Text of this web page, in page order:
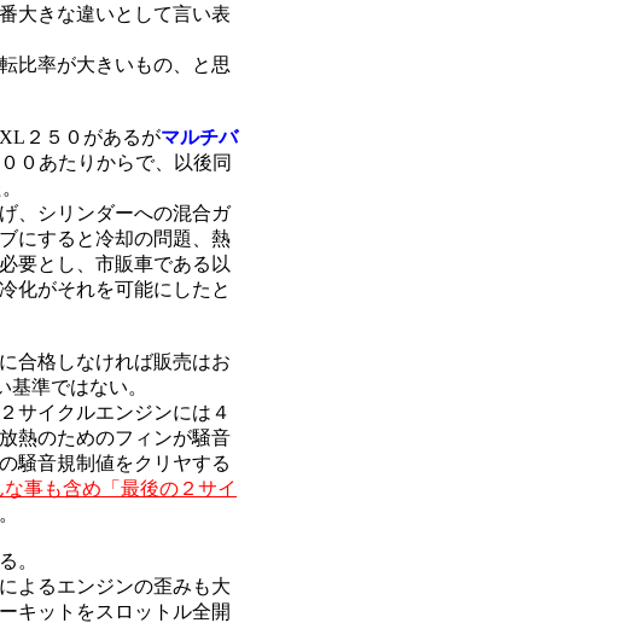
大きな違いとして言い表
比率が大きいもの、と思
２５０があるがマルチバ
０あたりからで、以後同
、シリンダーへの混合ガ
にすると冷却の問題、熱
要とし、市販車である以
化がそれを可能にしたと
合格しなければ販売はお
準ではない。
サイクルエンジンには４
熱のためのフィンが騒音
騒音規制値をクリヤする
事も含め「最後の２サイ
。
よるエンジンの歪みも大
キットをスロットル全開